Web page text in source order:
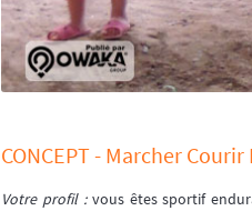
CONCEPT - Marcher
Votre profil :vous êtes sportif